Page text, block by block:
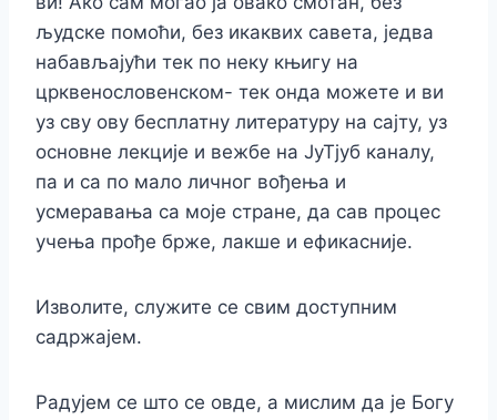
људске помоћи, без икаквих савета, једва
набављајући тек по неку књигу на
црквенословенском- тек онда можете и ви
уз сву ову бесплатну литературу на сајту, уз
основне лекције и вежбе на ЈуТјуб каналу,
па и са по мало личног вођења и
усмеравања са моје стране, да сав процес
учења прође брже, лакше и ефикасније.
Изволите, служите се свим доступним
садржајем.
Радујем се што се овде, а мислим да је Богу